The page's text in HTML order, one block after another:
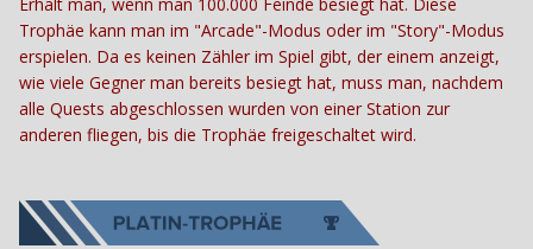
Trophäe kann man im "Arcade"-Modus oder im "Story"-Modus
erspielen. Da es keinen Zähler im Spiel gibt, der einem anzeigt,
wie viele Gegner man bereits besiegt hat, muss man, nachdem
alle Quests abgeschlossen wurden von einer Station zur
anderen fliegen, bis die Trophäe freigeschaltet wird.